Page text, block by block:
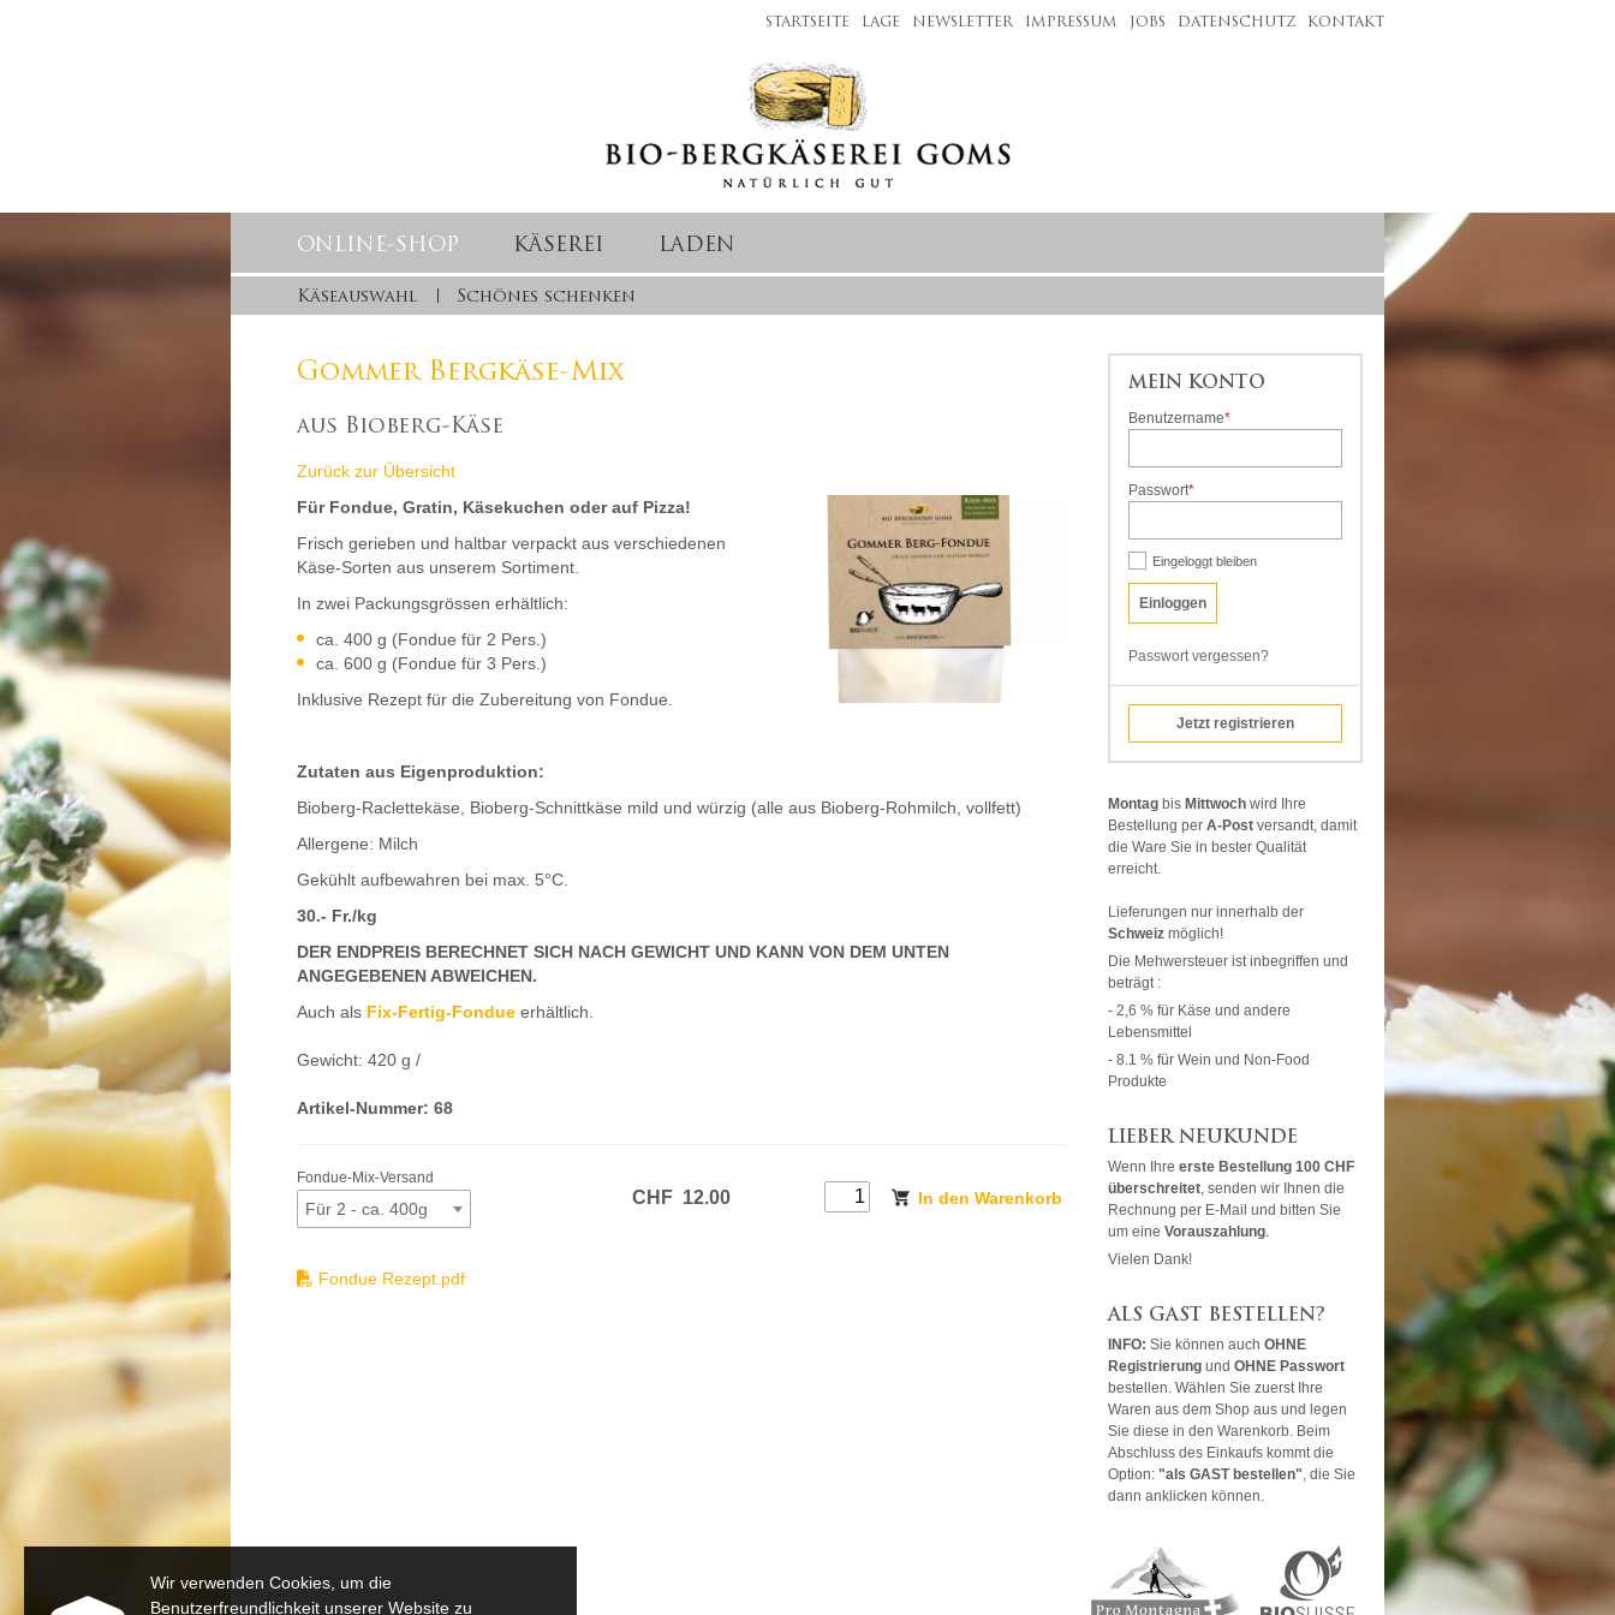
STARTSEITE LAGE NEWSLETTER IMPRESSUM JOBS DATENSCHUTZ KONTAKT
ONLINE-SHOP KÄSEREI LADEN
Käseauswahl Schönes schenken
MEIN KONTO
Benutzername*
Passwort*
Eingeloggt bleiben
Passwort vergessen?
Jetzt registrieren
Montag bis Mittwoch wird Ihre
Bestellung per A-Post versandt, damit
die Ware Sie in bester Qualität
erreicht.
Lieferungen nur innerhalb der
Schweiz möglich!
Die Mehwersteuer ist inbegriffen und
beträgt :
- 2,6 % für Käse und andere
Lebensmittel
- 8.1 % für Wein und Non-Food
Produkte
LIEBER NEUKUNDE
Wenn Ihre erste Bestellung 100 CHF
überschreitet, senden wir Ihnen die
Rechnung per E-Mail und bitten Sie
um eine Vorauszahlung.
Vielen Dank!
ALS GAST BESTELLEN?
INFO: Sie können auch OHNE
Registrierung und OHNE Passwort
bestellen. Wählen Sie zuerst Ihre
Waren aus dem Shop aus und legen
Sie diese in den Warenkorb. Beim
Abschluss des Einkaufs kommt die
Option: "als GAST bestellen", die Sie
dann anklicken können.
Gommer Bergkäse-Mix
aus Bioberg-Käse
Zurück zur Übersicht
Für Fondue, Gratin, Käsekuchen oder auf Pizza!
Frisch gerieben und haltbar verpackt aus verschiedenen
Käse-Sorten aus unserem Sortiment.
In zwei Packungsgrössen erhältlich:
ca. 400 g (Fondue für 2 Pers.)
ca. 600 g (Fondue für 3 Pers.)
Inklusive Rezept für die Zubereitung von Fondue.
Zutaten aus Eigenproduktion:
Bioberg-Raclettekäse, Bioberg-Schnittkäse mild und würzig (alle aus Bioberg-Rohmilch, vollfett)
Allergene: Milch
Gekühlt aufbewahren bei max. 5°C.
30.- Fr./kg
DER ENDPREIS BERECHNET SICH NACH GEWICHT UND KANN VON DEM UNTEN
ANGEGEBENEN ABWEICHEN.
Auch als Fix-Fertig-Fondue erhältlich.
Gewicht: 420 g /
Artikel-Nummer: 68
CHF 12.00
Fondue-Mix-Versand
Für 2 - ca. 400g
In den Warenkorb
Fondue Rezept.pdf
Wir verwenden Cookies, um die
Benutzerfreundlichkeit unserer Website zu